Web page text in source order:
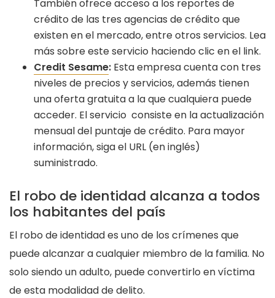
También ofrece acceso a los reportes de
crédito de las tres agencias de crédito que
existen en el mercado, entre otros servicios. Lea
más sobre este servicio haciendo clic en el link.
Credit Sesame: Esta empresa cuenta con tres
niveles de precios y servicios, además tienen
una oferta gratuita a la que cualquiera puede
acceder. El servicio consiste en la actualización
mensual del puntaje de crédito. Para mayor
información, siga el URL (en inglés)
suministrado.
El robo de identidad alcanza a todos
los habitantes del país
El robo de identidad es uno de los crímenes que
puede alcanzar a cualquier miembro de la familia. No
solo siendo un adulto, puede convertirlo en víctima
de esta modalidad de delito.